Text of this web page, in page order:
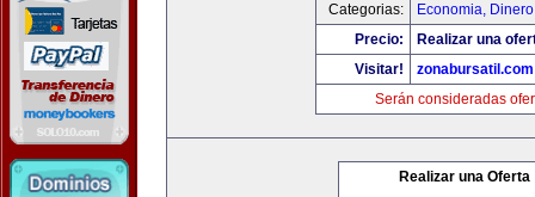
Categorias:
Economia,
Precio:
Realizar una
Visitar!
zonabursatil.com
Serán consideradas
Realizar una Oferta